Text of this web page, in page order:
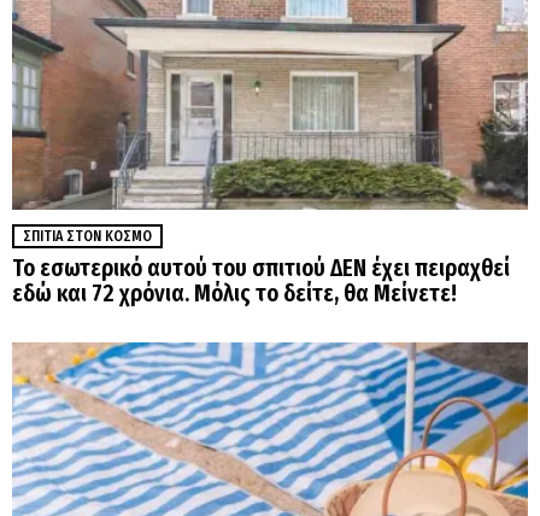
ΣΠΊΤΙΑ ΣΤΟΝ ΚΌΣΜΟ
Το εσωτερικό αυτού του σπιτιού ΔΕΝ έχει πειραχθεί
εδώ και 72 χρόνια. Μόλις το δείτε, θα Μείνετε!